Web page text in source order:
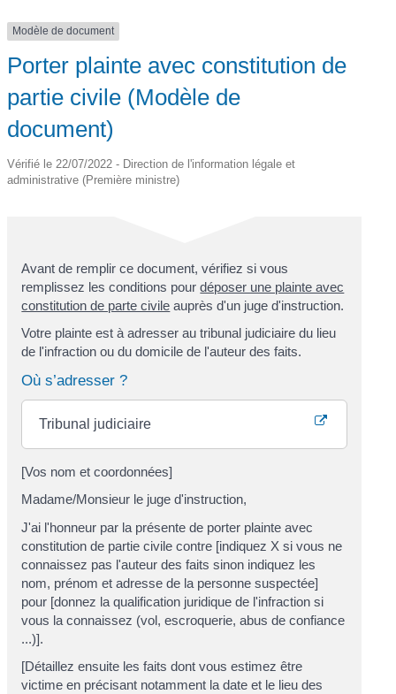
Modèle de document
Porter plainte avec constitution de
partie civile (Modèle de
document)
Vérifié le 22/07/2022 - Direction de l'information légale et
administrative (Première ministre)
Avant de remplir ce document, vérifiez si vous
remplissez les conditions pourdéposer une plainte avec
constitution de parte civile auprès d'un juge d'instruction.
Votre plainte est à adresser au tribunal judiciaire du lieu
de l'infraction ou du domicile de l'auteur des faits.
Où s’adresser ?
Tribunal judiciaire
[Vos nom et coordonnées]
Madame/Monsieur le juge d'instruction,
J'ai l'honneur par la présente de porter plainte avec
constitution de partie civile contre [indiquez X si vous ne
connaissez pas l'auteur des faits sinon indiquez les
nom, prénom et adresse de la personne suspectée]
pour [donnez la qualification juridique de l'infraction si
vous la connaissez (vol, escroquerie, abus de confiance
...)].
[Détaillez ensuite les faits dont vous estimez être
victime en précisant notamment la date et le lieu des